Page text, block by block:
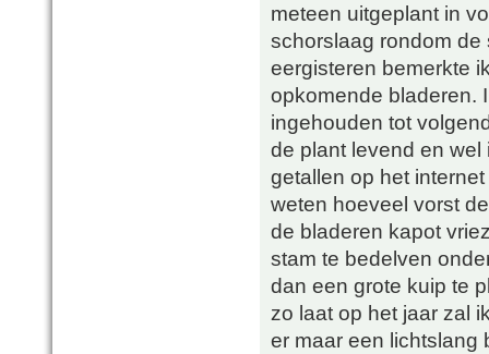
meteen uitgeplant in
schorslaag rondom de
eergisteren bemerkte
opkomende bladeren.
ingehouden tot
de plant levend en
getallen op het
weten hoeveel vorst
de bladeren kapot
stam te bedelven
dan een grote kuip te
zo laat op het jaar zal
er maar een lichtslang